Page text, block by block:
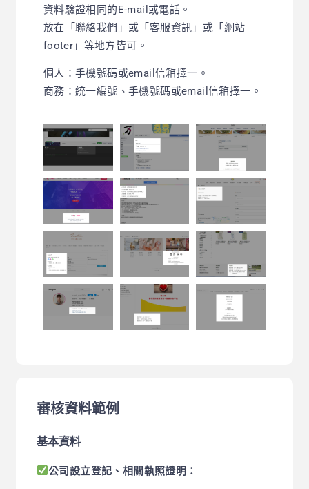
資料驗證相同的E-mail或電話。
放在「聯絡我們」或「客服資訊」或「網站
footer」等地方皆可。
個人：手機號碼或email信箱擇一。
商務：統一編號、手機號碼或email信箱擇一。
審核資料範例
基本資料
公司設立登記、相關執照證明：